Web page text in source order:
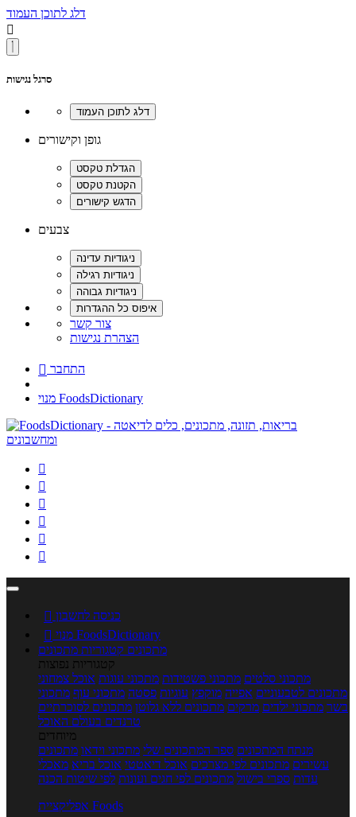
דלג לתוכן העמוד

סרגל נגישות
גופן וקישורים
צבעים
צור קשר
הצהרת נגישות
 התחבר
מנוי FoodsDictionary






 כניסה לחשבון

מנוי FoodsDictionary
מתכונים קטגוריות מתכונים
קטגוריות נפוצות
מתכוני סלטים מתכוני פשטידות מתכוני עוגות אוכל צמחוני
מתכונים לטבעוניים אפייה מוקפץ עוגיות פסטה מתכוני עוף מתכוני
בשר מתכוני ילדים מרקים מתכונים ללא גלוטן מתכונים לסוכרתיים
טרנדים בעולם האוכל
מיוחדים
מנתח המתכונים ספר המתכונים שלי מתכוני וידאו מתכונים
עשירים מתכונים לפי מצרכים אוכל דיאטטי אוכל בריא מאכלי
עדות ספרי בישול מתכונים לפי חגים ועונות לפי שיטות הכנה
אפליקציית Foods